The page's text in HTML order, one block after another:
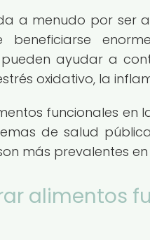
a menudo por ser
beneficiarse
pueden ayudar a
oxidativo, la
funcionales
de salud
más prevalentes
alimentos